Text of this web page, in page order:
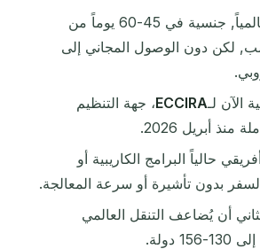
هي الأسرع عالمياً, جنسية في 45-60 يوماً من
فحسب, لكن دون الوصول المجاني إلى
الآن لـECCIRA، جهة التنظيم
منذ أبريل 2026.
حالياً البرامج الكاريبية أو
بدون تأشيرة أو سرعة المعالجة.
أن يُضاعف التنقل العالمي
دولة.